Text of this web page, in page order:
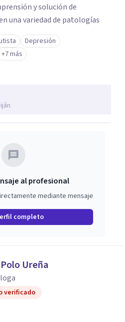
y solución de
una variedad de patologías
Depresión
+7 más
al profesional
mediante mensaje
completo
Ureña
verificado